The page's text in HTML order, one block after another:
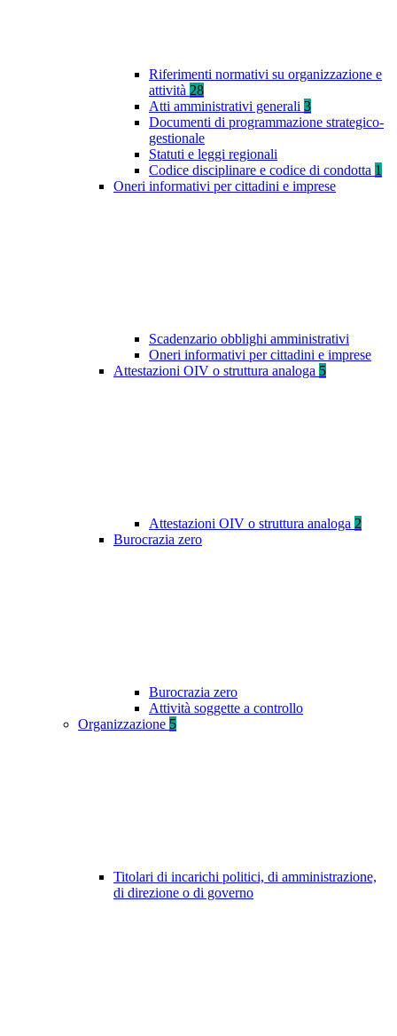
Riferimenti normativi su organizzazione e
attività 28
Atti amministrativi generali 3
Documenti di programmazione strategico-
gestionale
Statuti e leggi regionali
Codice disciplinare e codice di condotta 1
Oneri informativi per cittadini e imprese
Scadenzario obblighi amministrativi
Oneri informativi per cittadini e imprese
Attestazioni OIV o struttura analoga 5
Attestazioni OIV o struttura analoga 2
Burocrazia zero
Burocrazia zero
Attività soggette a controllo
Organizzazione 5
Titolari di incarichi politici, di amministrazione,
di direzione o di governo